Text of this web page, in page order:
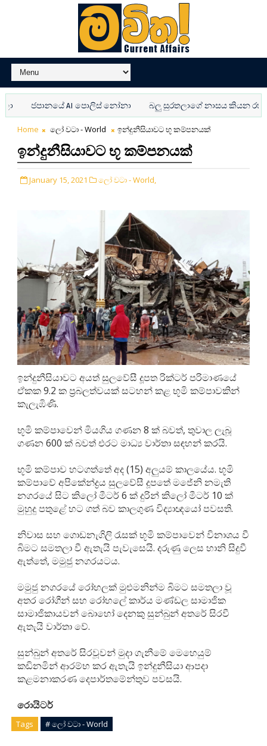
ජපානයේ AI පොලිස් නෝනා බලු සුරතලාගේ නාසය කියන රහස
Home ලෝ වටා - World ඉන්දුනීසියාවට භූ කම්පනයක්
ඉන්දුනීසියාවට භූ කම්පනයක්
January 15, 2021 ලෝ වටා - World,
ඉන්දුනීසියාවට අයත් සුලවේසී දූපත රික්ටර් පරිමාණයේ
ඒකක 9.2 ක ප්‍රබලත්වයක් සටහන් කළ භූමි කම්පාවකින්
කැලැඹිණි.
භූමි කම්පාවෙන් මියගිය ගණන 8 ක් බවත්, තුවාල ලැබූ
ගණන 600 ක් බවත් එරට මාධ්‍ය වාර්තා සඳහන් කරයි.
භූමි කම්පාව හටගත්තේ අද (15) අලුයම් කාලයේය. භූමි
කම්පාවේ අපිකේන්ද්‍රය සුලවේසී දූපතේ මජේනි නමැති
නගරයේ සිට කිලෝ මීටර් 6 ක් දුරින් කිලෝ මීටර් 10 ක්
මුහුදු පතුළේ හට ගත් බව කාලගුණ විද්‍යාඥයෝ පවසති.
නිවාස සහ ගොඩනැගිලි රැසක් භූමි කම්පාවෙන් විනාශය වී
බිමට සමතලා වී ඇතැයි පැවැසෙයි. දරුණු ලෙස හානි සිදුවී
ඇත්තේ, මමුජු නගරයටය.
මමුජු නගරයේ රෝහලක් මුළුමනින්ම බිමට සමතලා වූ
අතර රෝගීන් සහ රෝහලේ කාර්ය මණ්ඩල සාමාජික
සාමාජිකායවන් බොහෝ දෙනකු සුන්බුන් අතරේ සිරවී
ඇතැයි වාර්තා වේ.
සුන්බුන් අතරේ සිරවූවන් මුදා ගැනීමේ මෙහෙයුම්
කඩිනමින් ආරම්භ කර ඇතැයි ඉන්දුනීසියා ආපදා
කළමනාකරණ දෙපාර්තමේන්තුව පවසයි.
රොයිටර්
Tags # ලෝ වටා - World